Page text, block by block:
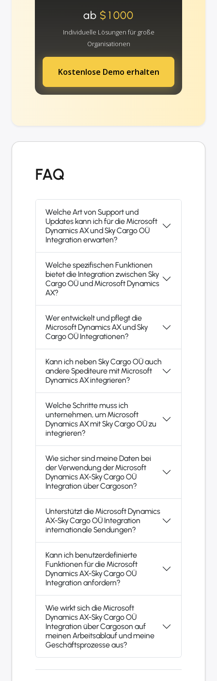
ab$1000
Individuelle Lösungen für große
Organisationen
Kostenlose Demo erhalten
FAQ
Welche Art von Support und
Updates kann ich für die Microsoft
Dynamics AX und Sky Cargo OÜ
Integration erwarten?
Welche spezifischen Funktionen
bietet die Integration zwischen Sky
Cargo OÜ und Microsoft Dynamics
AX?
Wer entwickelt und pflegt die
Microsoft Dynamics AX und Sky
Cargo OÜ Integrationen?
Kann ich neben Sky Cargo OÜ auch
andere Spediteure mit Microsoft
Dynamics AX integrieren?
Welche Schritte muss ich
unternehmen, um Microsoft
Dynamics AX mit Sky Cargo OÜ zu
integrieren?
Wie sicher sind meine Daten bei
der Verwendung der Microsoft
Dynamics AX-Sky Cargo OÜ
Integration über Cargoson?
Unterstützt die Microsoft Dynamics
AX-Sky Cargo OÜ Integration
internationale Sendungen?
Kann ich benutzerdefinierte
Funktionen für die Microsoft
Dynamics AX-Sky Cargo OÜ
Integration anfordern?
Wie wirkt sich die Microsoft
Dynamics AX-Sky Cargo OÜ
Integration über Cargoson auf
meinen Arbeitsablauf und meine
Geschäftsprozesse aus?